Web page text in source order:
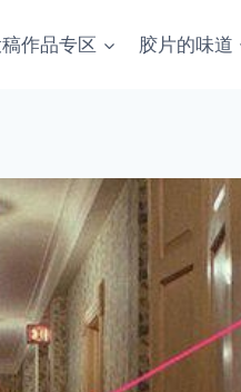
作品专区 胶片的味道